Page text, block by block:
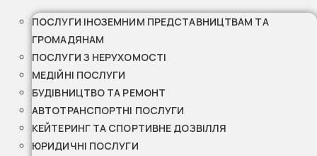
ПОСЛУГИ ІНОЗЕМНИМ ПРЕДСТАВНИЦТВАМ ТА
ГРОМАДЯНАМ
ПОСЛУГИ З НЕРУХОМОСТІ
МЕДІЙНІ ПОСЛУГИ
БУДІВНИЦТВО ТА РЕМОНТ
АВТОТРАНСПОРТНІ ПОСЛУГИ
КЕЙТЕРИНГ ТА СПОРТИВНЕ ДОЗВІЛЛЯ
ЮРИДИЧНІ ПОСЛУГИ